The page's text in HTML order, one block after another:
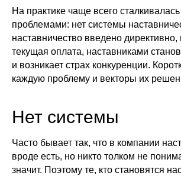
На практике чаще всего
проблемами: нет системы
наставничество введено директивно,
текущая оплата, наставниками
и возникает страх конкуренции.
каждую проблему и векторы их
Нет системы
Часто бывает так, что в компании
вроде есть, но никто толком не
значит. Поэтому те, кто становятся